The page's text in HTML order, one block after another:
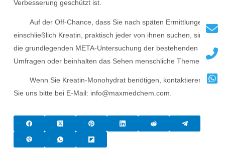
Verbesserung geschützt ist.
Auf der Off-Chance, dass Sie nach späten Ermittlungen
einschließlich Kreatin, praktisch jeder von ihnen suchen, sind
die grundlegenden META-Untersuchung der bestehenden
Umfragen oder beinhalten das Sehen menschliche Themen.
Wenn Sie Kreatin-Monohydrat benötigen, kontaktieren
Sie uns bitte bei E-Mail: info@maxmedchem.com.